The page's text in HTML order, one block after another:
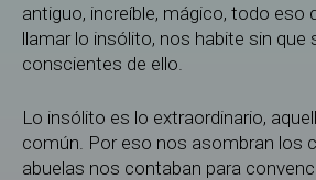
antiguo, increíble, mágico, todo eso
llamar lo insólito, nos habite sin que
conscientes de ello.
Lo insólito es lo extraordinario,
común. Por eso nos asombran los
abuelas nos contaban para